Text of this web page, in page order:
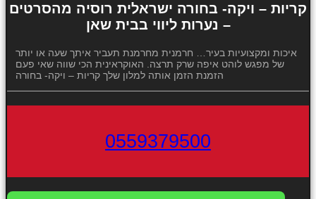
קריות – ויקה- בחורה ישראלית רוסיה מהסרטים
– נערות ליווי בבית שאן
איכות ומקצועיות בעיר… חרמנית מחרמנת תעביר איתך שעה או יותר
של מפגש לוהט איפה שרק תרצה. האוקראינית הכי שווה שאי פעם
הזמנת הזמן אותה למלון שלך קריות – ויקה- בחורה
0559379500